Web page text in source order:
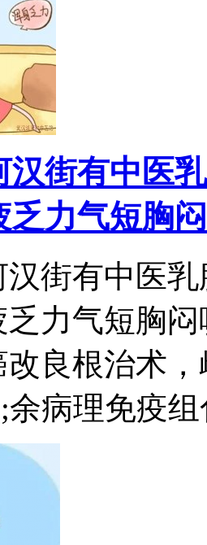
汉街有中医
乏力气短胸闷
汉街有中医
力气短胸
良根治术
余病理免疫